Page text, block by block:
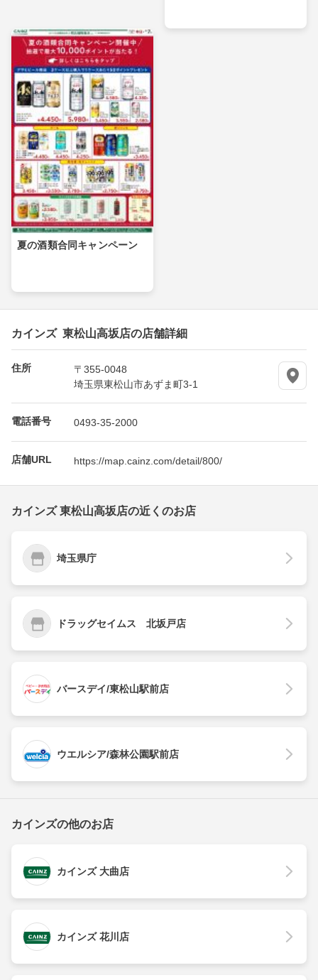
夏の酒類合同キャンペーン
カインズ 東松山高坂店の店舗詳細
住所
〒355-0048
埼玉県東松山市あずま町3-1
電話番号 0493-35-2000
店舗URL https://map.cainz.com/detail/800/
カインズ 東松山高坂店の近くのお店
埼玉県庁
ドラッグセイムス 北坂戸店
バースデイ/東松山駅前店
ウエルシア/森林公園駅前店
カインズの他のお店
カインズ 大曲店
カインズ 花川店